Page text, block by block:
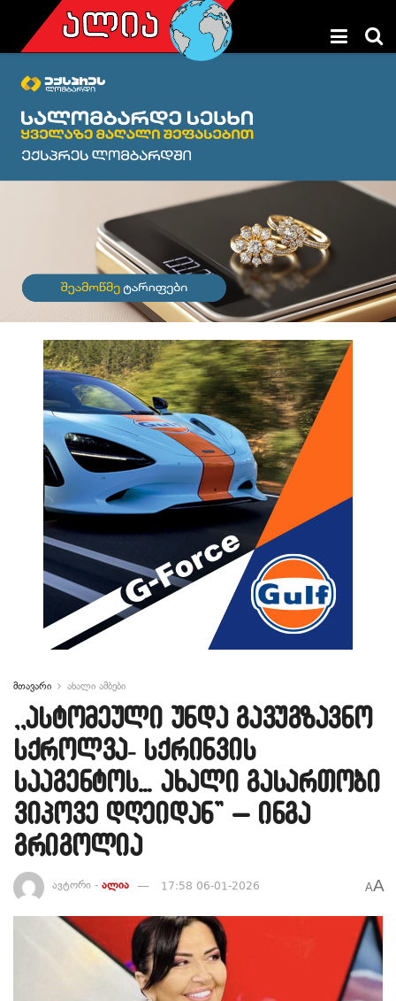
მთავარი ახალი ამბები
,,ასტომეული უნდა გავუგზავნო
სქროლვა- სქრინვის
სააგენტოს… ახალი გასართობი
ვიპოვე დღეიდან” – ინგა
გრიგოლია
ავტორი - ალია 17:58 06-01-2026 AA